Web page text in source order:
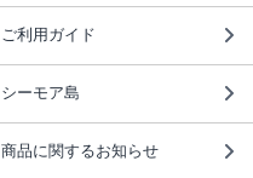
ご利用ガイド
シーモア島
商品に関するお知らせ